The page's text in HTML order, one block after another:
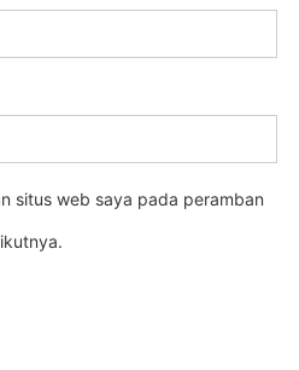
situs web saya pada peramban